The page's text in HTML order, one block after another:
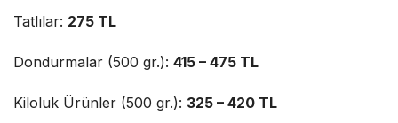
Tatlılar: 275 TL
Dondurmalar (500 gr.): 415 – 475 TL
Kiloluk Ürünler (500 gr.): 325 – 420 TL